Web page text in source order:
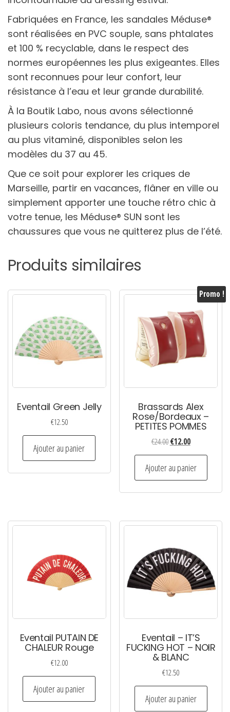
Fabriquées en France, les sandales Méduse®
sont réalisées en PVC souple, sans phtalates
et 100 % recyclable, dans le respect des
normes européennes les plus exigeantes. Elles
sont reconnues pour leur confort, leur
résistance à l’eau et leur grande durabilité.
À la Boutik Labo, nous avons sélectionné
plusieurs coloris tendance, du plus intemporel
au plus vitaminé, disponibles selon les
modèles du 37 au 45.
Que ce soit pour explorer les criques de
Marseille, partir en vacances, flâner en ville ou
simplement apporter une touche rétro chic à
votre tenue, les Méduse® SUN sont les
chaussures que vous ne quitterez plus de l’été.
Produits similaires
Eventail Green Jelly
€12.50
Ajouter au panier
Promo !
Brassards Alex
Rose/Bordeaux –
PETITES POMMES
€24.00 Le
prix
initial
était :
€24.00.
€12.00Le
prix
actuel
est :
€12.00.
Ajouter au panier
Eventail PUTAIN DE
CHALEUR Rouge
€12.00
Ajouter au panier
Eventail – IT’S
FUCKING HOT – NOIR
& BLANC
€12.50
Ajouter au panier